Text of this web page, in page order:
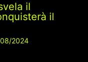
il
il
2024